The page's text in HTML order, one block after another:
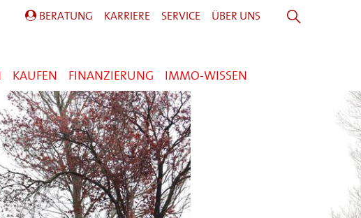
KAUFEN FINANZIERUNG IMMO-WISSEN
BERATUNG KARRIERE SERVICE ÜBER UNS